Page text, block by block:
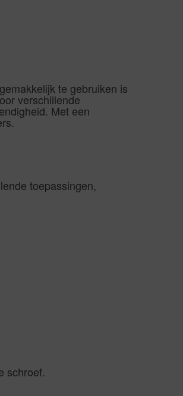
te gebruiken is
verschillende
Met een
toepassingen,
schroef.